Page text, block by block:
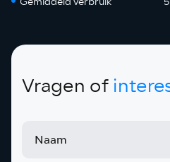
Vragen of